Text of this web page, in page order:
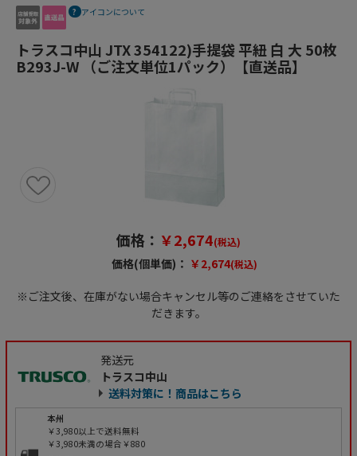
アイコンについて
トラスコ中山 JTX 354122)手提袋 平紐 白 大 50枚
B293J-W （ご注文単位1パック）【直送品】
価格： ￥2,674(税込)
価格(個単価)： ￥2,674(税込)
※ご注文後、在庫がない場合キャンセル等のご連絡をさせていた
だきます。
発送元
トラスコ中山
送料対策に！商品はこちら
本州
￥3,980以上で送料無料
￥3,980未満の場合￥880